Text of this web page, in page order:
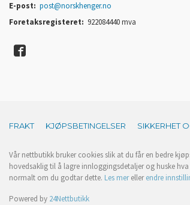
E-post: post@norskhenger.no
Foretaksregisteret: 922084440 mva
FRAKT KJØPSBETINGELSER SIKKERHET
Vår nettbutikk bruker cookies slik at du får en bedre
hovedsaklig til å lagre innloggingsdetaljer og huske
normalt om du godtar dette. Les merellerendre
Powered by 24Nettbutikk